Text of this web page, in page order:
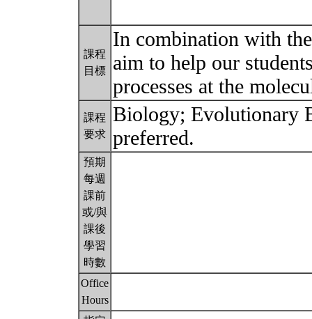
課程
目標
In combination with
aim to help our
processes at the
課程
要求
Biology; Evolutionary
preferred.
預期
每週
課前
或/與
課後
學習
時數
Office
Hours